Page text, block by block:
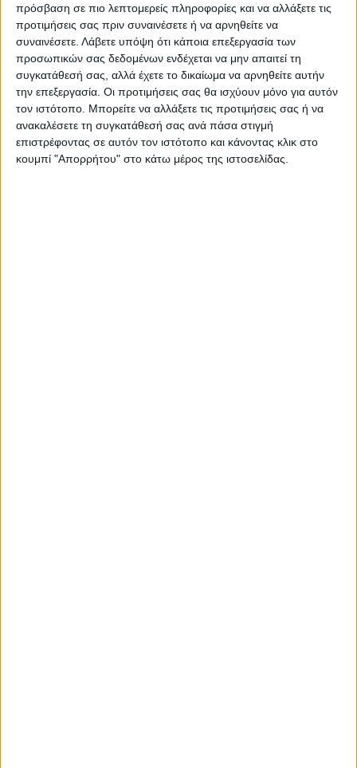
πρόσβαση σε πιο λεπτομερείς πληροφορίες και να αλλάξετε τις
προτιμήσεις σας πριν συναινέσετε ή να αρνηθείτε να
συναινέσετε. Λάβετε υπόψη ότι κάποια επεξεργασία των
προσωπικών σας δεδομένων ενδέχεται να μην απαιτεί τη
συγκατάθεσή σας, αλλά έχετε το δικαίωμα να αρνηθείτε αυτήν
την επεξεργασία. Οι προτιμήσεις σας θα ισχύουν μόνο για αυτόν
τον ιστότοπο. Μπορείτε να αλλάξετε τις προτιμήσεις σας ή να
ανακαλέσετε τη συγκατάθεσή σας ανά πάσα στιγμή
επιστρέφοντας σε αυτόν τον ιστότοπο και κάνοντας κλικ στο
κουμπί "Απορρήτου" στο κάτω μέρος της ιστοσελίδας.
ΝΕΟΣ ΑΓΩΝ
https://neosagon.gr
Η Αρχαιότερη Καθημερινή Πρωινή Εφημερίδα της Καρδίτσας